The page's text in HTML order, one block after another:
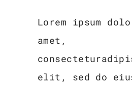
Lorem ipsum
amet,
elit, sed do